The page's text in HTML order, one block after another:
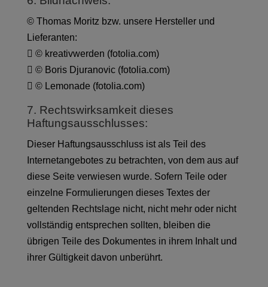
© Thomas Moritz bzw. unsere Hersteller und
Lieferanten:
﷯ © kreativwerden (fotolia.com)
﷯ © Boris Djuranovic (fotolia.com)
﷯ © Lemonade (fotolia.com)
7. Rechtswirksamkeit dieses
Haftungsausschlusses:
Dieser Haftungsausschluss ist als Teil des
Internetangebotes zu betrachten, von dem aus auf
diese Seite verwiesen wurde. Sofern Teile oder
einzelne Formulierungen dieses Textes der
geltenden Rechtslage nicht, nicht mehr oder nicht
vollständig entsprechen sollten, bleiben die
übrigen Teile des Dokumentes in ihrem Inhalt und
ihrer Gültigkeit davon unberührt.